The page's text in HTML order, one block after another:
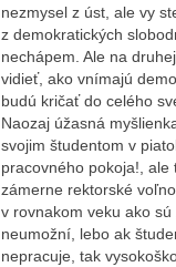
nezmysel z úst, ale vy
z demokratických
nechápem. Ale na
vidieť, ako vnímajú
budú kričať do celého
Naozaj úžasná
svojim študentom v
pracovného pokoja!, ale
zámerne rektorské
v rovnakom veku ako sú
neumožní, lebo ak
nepracuje, tak